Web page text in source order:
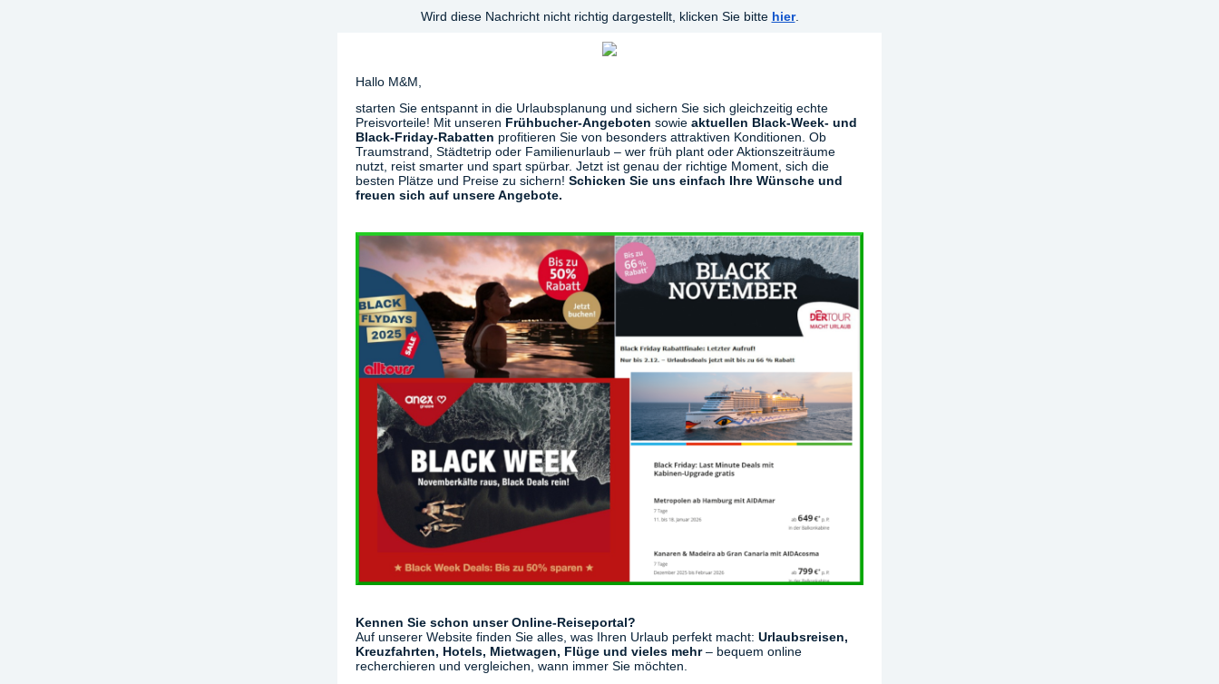
Wird diese Nachricht nicht richtig dargestellt, klicken Sie bitte hier.
Hallo M&M,
starten Sie entspannt in die Urlaubsplanung und sichern Sie sich gleichzeitig echte
Preisvorteile! Mit unseren Frühbucher-Angeboten sowie aktuellen Black-Week- und
Black-Friday-Rabatten profitieren Sie von besonders attraktiven Konditionen. Ob
Traumstrand, Städtetrip oder Familienurlaub – wer früh plant oder Aktionszeiträume
nutzt, reist smarter und spart spürbar. Jetzt ist genau der richtige Moment, sich die
besten Plätze und Preise zu sichern! Schicken Sie uns einfach Ihre Wünsche und
freuen sich auf unsere Angebote.
Kennen Sie schon unser Online-Reiseportal?
Auf unserer Website finden Sie alles, was Ihren Urlaub perfekt macht: Urlaubsreisen,
Kreuzfahrten, Hotels, Mietwagen, Flüge und vieles mehr– bequem online
recherchieren und vergleichen, wann immer Sie möchten.